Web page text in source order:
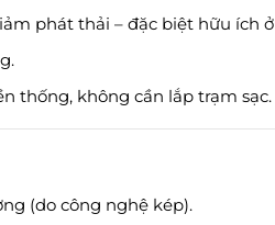
phát thải – đặc biệt hữu ích
thống, không cần lắp trạm sạc.
(do công nghệ kép).